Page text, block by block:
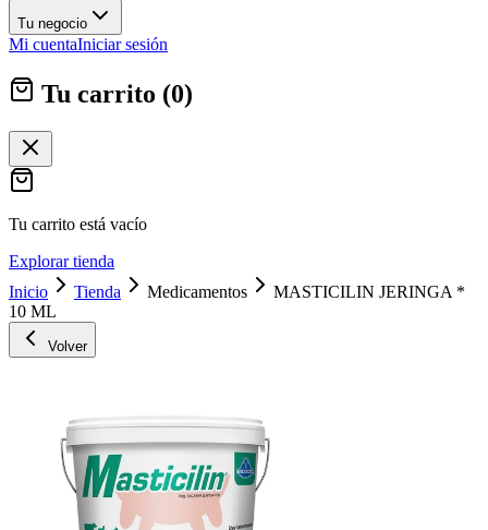
Tu negocio
Mi cuentaIniciar sesión
Tu carrito (0)
Tu carrito está vacío
Explorar tienda
Inicio
Tienda Medicamentos
MASTICILIN JERINGA *
10 ML
Volver